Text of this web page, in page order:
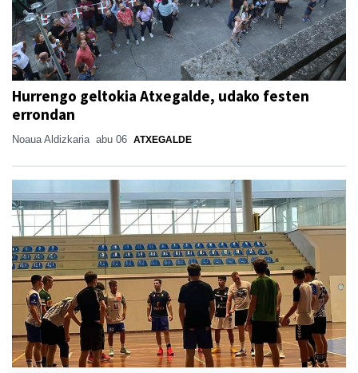
Hurrengo geltokia Atxegalde, udako festen
errondan
Noaua Aldizkaria abu 06 ATXEGALDE